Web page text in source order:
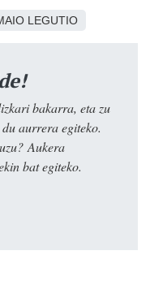
LEGUTIO
bakarra, eta zu
aurrera egiteko.
Aukera
bat egiteko.